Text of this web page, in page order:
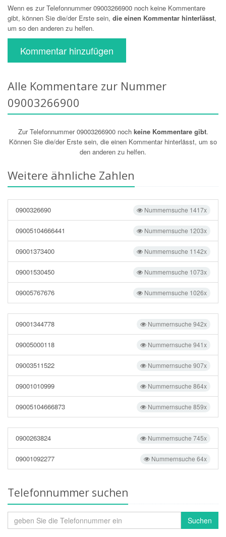
Wenn es zur Telefonnummer 09003266900 noch keine Kommentare
gibt, können Sie die/der Erste sein, die einen Kommentar hinterlässt,
um so den anderen zu helfen.
Kommentar hinzufügen
Alle Kommentare zur Nummer
09003266900
Zur Telefonnummer 09003266900 noch keine Kommentare gibt.
Können Sie die/der Erste sein, die einen Kommentar hinterlässt, um so
den anderen zu helfen.
Weitere ähnliche Zahlen
Nummernsuche 1417x
0900326690
Nummernsuche 1203x
09005104666441
Nummernsuche 1142x
09001373400
Nummernsuche 1073x
09001530450
Nummernsuche 1026x
09005767676
Nummernsuche 942x
09001344778
Nummernsuche 941x
09005000118
Nummernsuche 907x
09003511522
Nummernsuche 864x
09001010999
Nummernsuche 859x
09005104666873
Nummernsuche 745x
0900263824
Nummernsuche 64x
09001092277
Telefonnummer suchen
Suchen